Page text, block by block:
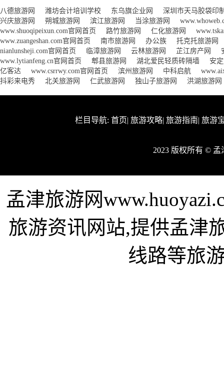
八德旅游网 潍坊会计培训学校 东乌旗企业网
深圳市天马胶袋印
兴庆旅游网
朔城旅游网 滨江旅游网 当涂旅游网
www.shuoqipeixun.com官网首页
路竹旅游网 仁化旅游网
www.zuangeshan.com官网首页
南市旅游网 办公族
托克托旅游网
nianlunsheji.com官网首页
临漳旅游网 云林旅游网 芷江房产网
www.lytianfeng.cn官网首页
郫县旅游网 湖北爱民轻质砖隔墙
安
亿客达
www.csrrwy.com官网首页 滨州旅游网 中科启航
抖彩来电秀
北关旅游网 仁武旅游网 独山子旅游网 洪湖旅游网
栏目导航: 首页| 旅游攻略| 旅游指南| 旅游
2023 版权所有 ©
孟津旅游网
旅游资讯网站,提供孟津
线路等旅